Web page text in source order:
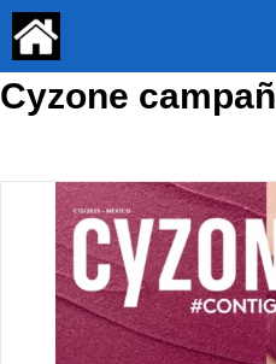
Saltar
contenido
Cyzone